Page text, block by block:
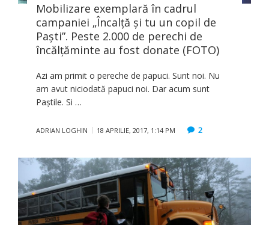
Mobilizare exemplară în cadrul
campaniei „Încalță și tu un copil de
Paști”. Peste 2.000 de perechi de
încălţăminte au fost donate (FOTO)
Azi am primit o pereche de papuci. Sunt noi. Nu
am avut niciodată papuci noi. Dar acum sunt
Paștile. Si …
ADRIAN LOGHIN 18 APRILIE, 2017, 1:14 PM 2